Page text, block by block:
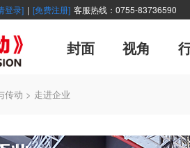
登录] | [免费注册] 客服热线：0755-83736590
封面 视角
展会报道
每月专辑
控制系统
展会信息
伺服论坛
传动 > 走进企业